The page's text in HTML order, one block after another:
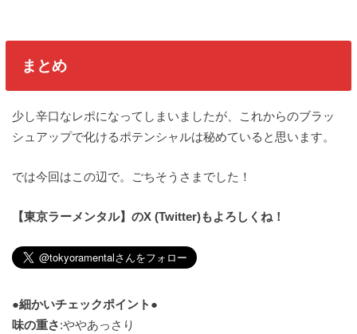
まとめ
少し辛口なレポになってしまいましたが、これからのブラッ
シュアップで化けるポテンシャルは秘めていると思います。
では今回はこの辺で。ごちそうさまでした！
【東京ラーメンタル】のX (Twitter)もよろしくね！
●細かいチェックポイント●
味の重さ:ややあっさり